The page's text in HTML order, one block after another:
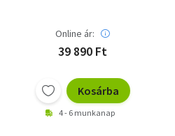
Online ár:
39 890 Ft
Kosárba
4 - 6 munkanap